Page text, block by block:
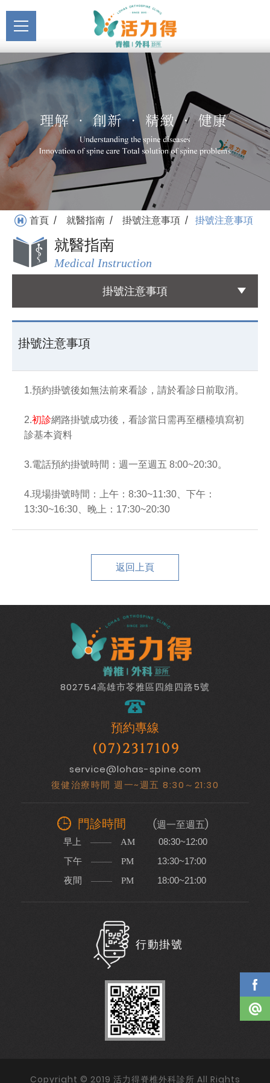
掛號注意事項_掛號注意事
項_最新消息 | 活力得脊椎
外科診所
主選單關於活力得
News
醫療服務
Medical Service
門診掛號
Registration
就醫指南
Medical Instruction
衛教專區
Health Education
友善連結
聯絡我們
首頁 / 就醫指南 / 掛號注意事項 / 掛號注意事項
就醫指南
Medical Instruction
掛號注意事項
掛號注意事項
1.預約掛號後如無法前來看診，請於看診日前取消。
2.初診網路掛號成功後，看診當日需再至櫃檯填寫初
診基本資料
3.電話預約掛號時間：週一至週五 8:00~20:30。
4.現場掛號時間：上午：8:30~11:30、下午：
13:30~16:30、晚上：17:30~20:30
返回上頁
802754高雄市苓雅區四維四路5號
預約專線
(07)2317109
service@lohas-spine.com
復健治療時間 週一~週五 8:30～21:30
門診時間 (週一至週五)
早上 AM 08:30~12:00
下午 PM 13:30~17:00
夜間 PM 18:00~21:00
行動掛號
Copyright © 2019 活力得脊椎外科診所 All Rights